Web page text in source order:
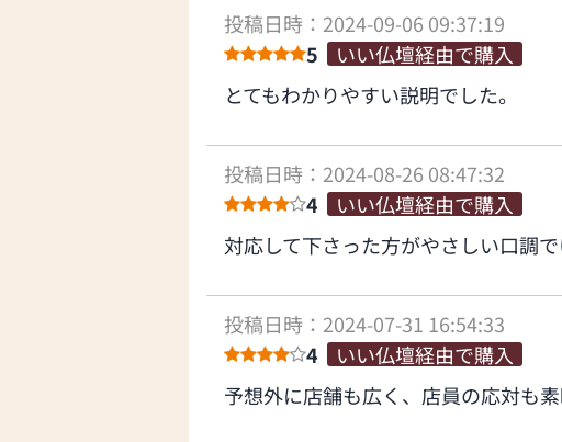
投稿日時：2024-09-06 09:37:19
5
いい仏壇経由で購入
とてもわかりやすい説明でした。
投稿日時：2024-08-26 08:47:32
4
いい仏壇経由で購入
対応して下さった方がやさしい口調
投稿日時：2024-07-31 16:54:33
4
いい仏壇経由で購入
予想外に店舗も広く、店員の応対も素